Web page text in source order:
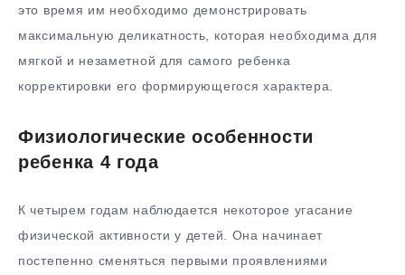
это время им необходимо демонстрировать
максимальную деликатность, которая необходима для
мягкой и незаметной для самого ребенка
корректировки его формирующегося характера.
Физиологические особенности
ребенка 4 года
К четырем годам наблюдается некоторое угасание
физической активности у детей. Она начинает
постепенно сменяться первыми проявлениями